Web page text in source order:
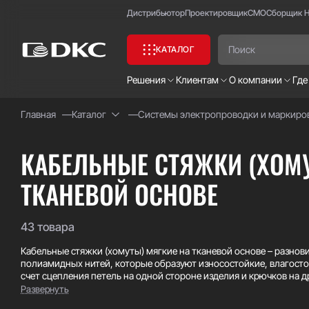
ДистрибьюторПроектировщикСМОСборщик
КАТАЛОГ
Решения Клиентам О компании
Главная Каталог Системы электропроводки и
КАБЕЛЬНЫЕ СТЯЖКИ
ТКАНЕВОЙ ОСНОВЕ
43 товара
Кабельные стяжки (хомуты) мягкие на тканевой основе –
полиамидных нитей, которые образуют износостойкие,
счет сцепления петель на одной стороне изделия и крючков на
хомутов исключает риск повреждения и перезатяжки
Развернуть